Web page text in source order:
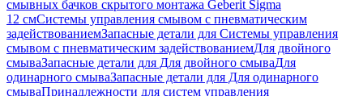
смывных бачков скрытого монтажа Geberit Sigma
12 смСистемы управления смывом с пневматическим
задействованиемЗапасные детали для Системы управления
смывом с пневматическим задействованиемДля двойного
смываЗапасные детали для Для двойного смываДля
одинарного смываЗапасные детали для Для одинарного
смываПринадлежности для систем управления